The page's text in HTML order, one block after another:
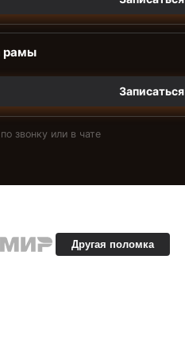
рамы
Записаться
звонку или в чате
Другая поломка